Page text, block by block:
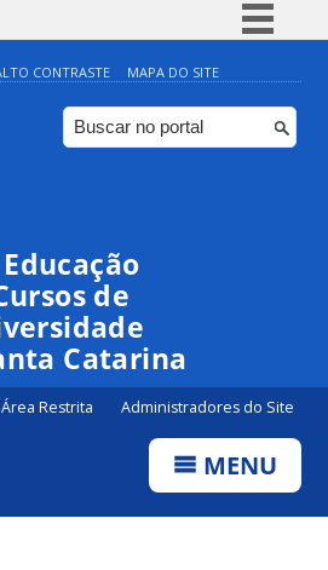
Simplifique!
Comunica BR
Participe
CONTRASTE MAPA DO SITE
de
Catarina
Área Restrita Administradores do Site
MENU